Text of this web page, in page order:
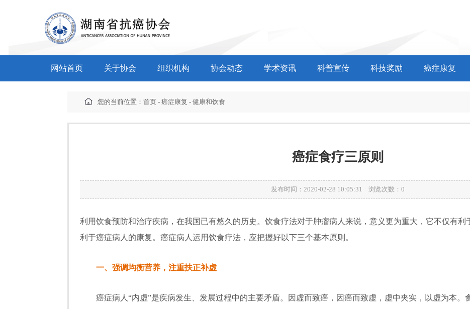
网站首页 关于协会 组织机构 协会动态 学术资讯 科普宣传 科技奖励 癌症康复
您的当前位置：首页 -癌症康复 -健康和饮食
癌症食疗三原则
发布时间：2020-02-28 10:05:31 浏览次数： 0
利用饮食预防和治疗疾病，在我国已有悠久的历史。饮食疗法对于肿瘤病人来说，意义更为重大，它不仅有
利于癌症病人的康复。癌症病人运用饮食疗法，应把握好以下三个基本原则。
一、强调均衡营养，注重扶正补虚
癌症病人“内虚”是疾病发生、发展过程中的主要矛盾。因虚而致癌，因癌而致虚，虚中夹实，以虚为本。